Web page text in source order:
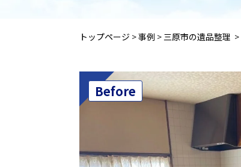
トップページ >事例 > 三原市の遺品整理 >
Before